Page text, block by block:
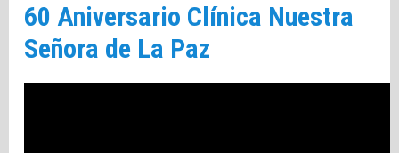
60 Aniversario Clínica Nuestra
Señora de La Paz